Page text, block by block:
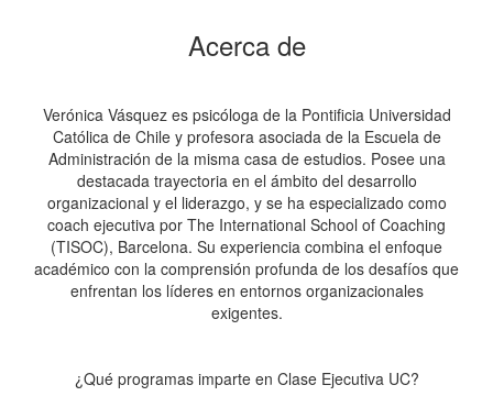
Acerca de
Verónica Vásquez es psicóloga de la Pontificia Universidad
Católica de Chile y profesora asociada de la Escuela de
Administración de la misma casa de estudios. Posee una
destacada trayectoria en el ámbito del desarrollo
organizacional y el liderazgo, y se ha especializado como
coach ejecutiva por The International School of Coaching
(TISOC), Barcelona. Su experiencia combina el enfoque
académico con la comprensión profunda de los desafíos que
enfrentan los líderes en entornos organizacionales
exigentes.
¿Qué programas imparte en Clase Ejecutiva UC?